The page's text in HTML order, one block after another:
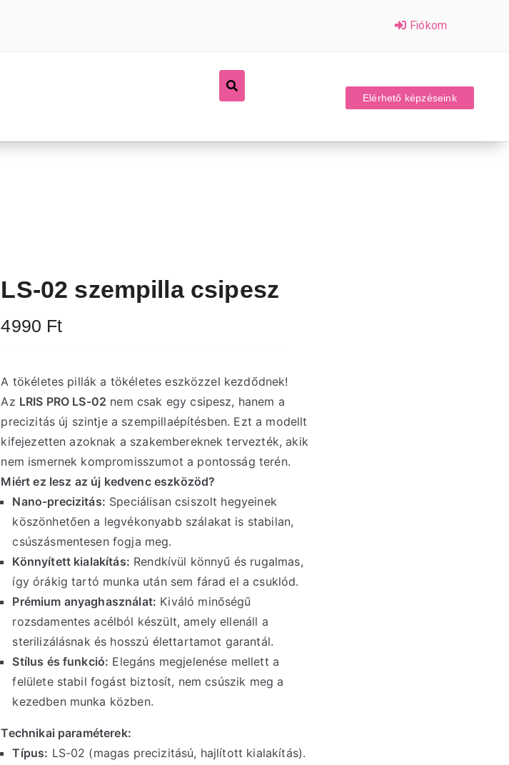
Fiókom
Elérhető képzéseink
LS-02 szempilla csipesz
4990 Ft
A tökéletes pillák a tökéletes eszközzel kezdődnek!
Az LRIS PRO LS-02 nem csak egy csipesz, hanem a
precizitás új szintje a szempillaépítésben. Ezt a modellt
kifejezetten azoknak a szakembereknek tervezték, akik
nem ismernek kompromisszumot a pontosság terén.
Miért ez lesz az új kedvenc eszközöd?
Nano-precizitás: Speciálisan csiszolt hegyeinek
köszönhetően a legvékonyabb szálakat is stabilan,
csúszásmentesen fogja meg.
Könnyített kialakítás: Rendkívül könnyű és rugalmas,
így órákig tartó munka után sem fárad el a csuklód.
Prémium anyaghasználat: Kiváló minőségű
rozsdamentes acélból készült, amely ellenáll a
sterilizálásnak és hosszú élettartamot garantál.
Stílus és funkció: Elegáns megjelenése mellett a
felülete stabil fogást biztosít, nem csúszik meg a
kezedben munka közben.
Technikai paraméterek:
Típus: LS-02 (magas precizitású, hajlított kialakítás).